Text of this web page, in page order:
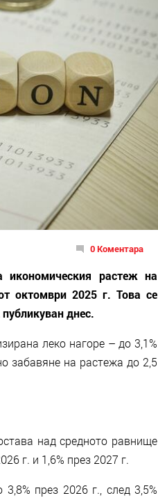
0 Коментара
растеж на
октомври 2025 г. Това се
днес.
леко нагоре – до 3,1%
забавяне на растежа до 2,5
над средното равнище
г. и 1,6% през 2027 г.
през 2026 г., след 3,5%